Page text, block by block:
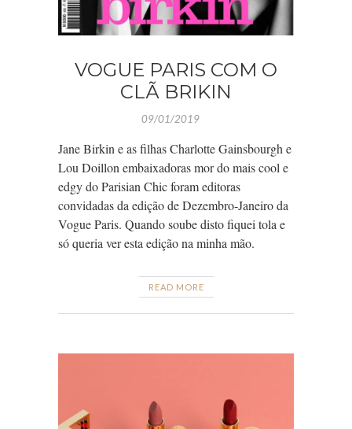
VOGUE PARIS COM O
CLÃ BRIKIN
09/01/2019
Jane Birkin e as filhas Charlotte Gainsbourgh e
Lou Doillon embaixadoras mor do mais cool e
edgy do Parisian Chic foram editoras
convidadas da edição de Dezembro-Janeiro da
Vogue Paris. Quando soube disto fiquei tola e
só queria ver esta edição na minha mão.
READ MORE